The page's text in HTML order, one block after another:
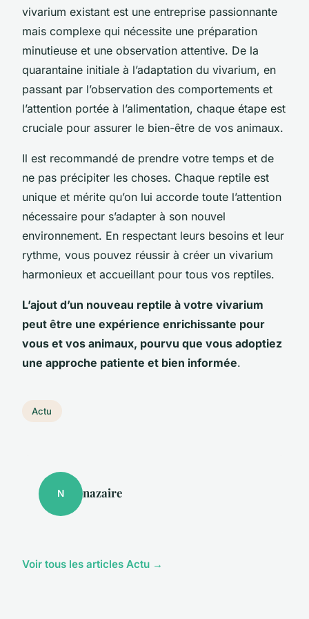
vivarium existant est une entreprise passionnante
mais complexe qui nécessite une préparation
minutieuse et une observation attentive. De la
quarantaine initiale à l’adaptation du vivarium, en
passant par l’observation des comportements et
l’attention portée à l’alimentation, chaque étape est
cruciale pour assurer le bien-être de vos animaux.
Il est recommandé de prendre votre temps et de
ne pas précipiter les choses. Chaque reptile est
unique et mérite qu’on lui accorde toute l’attention
nécessaire pour s’adapter à son nouvel
environnement. En respectant leurs besoins et leur
rythme, vous pouvez réussir à créer un vivarium
harmonieux et accueillant pour tous vos reptiles.
L’ajout d’un nouveau reptile à votre vivarium
peut être une expérience enrichissante pour
vous et vos animaux, pourvu que vous adoptiez
une approche patiente et bien informée.
Actu
N nazaire
Voir tous les articles Actu →